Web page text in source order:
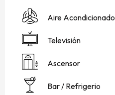
Aire Acondicionado
Televisión
Ascensor
Bar / Refrigerio